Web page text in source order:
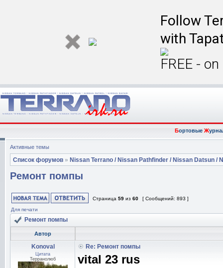
Follow
with
FREE -
БортовыеЖ
Активные темы
Список форумов » Nissan Terrano / Nissan Pathfinder / Nissan Datsun /
Ремонт помпы
Страница 59 из 60
[ Сообщений: 893 ]
Для печати
Ремонт помпы
Автор
Konoval
Цитата
Терранолюб
Re: Ремонт помпы
vital 23 rus